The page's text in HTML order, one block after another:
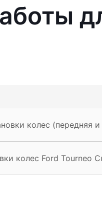
колес (передняя
колес Ford Tourneo